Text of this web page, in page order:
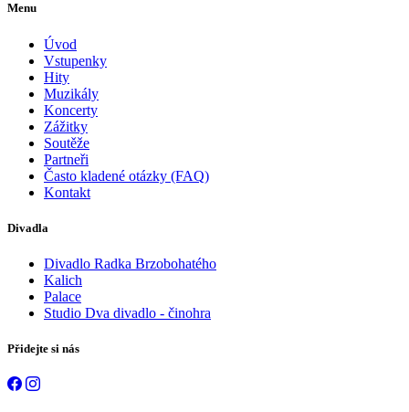
Menu
Úvod
Vstupenky
Hity
Muzikály
Koncerty
Zážitky
Soutěže
Partneři
Často kladené otázky (FAQ)
Kontakt
Divadla
Divadlo Radka Brzobohatého
Kalich
Palace
Studio Dva divadlo - činohra
Přidejte si nás